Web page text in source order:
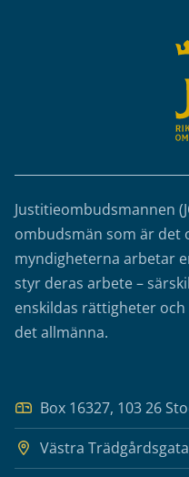
Justitieombudsmannen
ombudsmän som är det
myndigheterna arbetar
styr deras arbete –
enskildas rättigheter
det allmänna.
Box 16327, 103 26
Västra